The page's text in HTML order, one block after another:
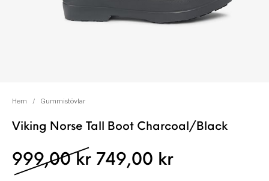
Hem / Gummistövlar
Viking Norse Tall Boot Charcoal/Black
999,00 kr Det ursprungliga
749,00 krDet